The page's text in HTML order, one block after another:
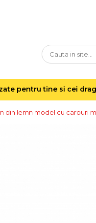
pentru tine si cei
din lemn model cu carouri